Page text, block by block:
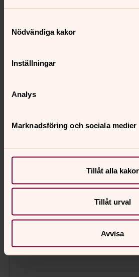
Nödvändiga kakor
Inställningar
Analys
Marknadsföring och sociala medier
Tillåt alla kakor
Tillåt urval
Avvisa